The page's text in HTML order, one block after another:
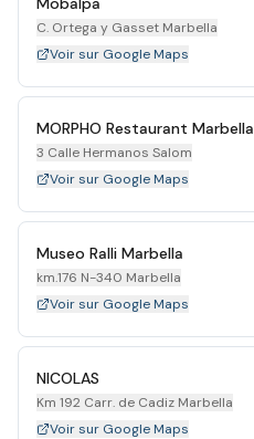
C. Ortega y Gasset Marbella
Voir sur Google Maps
MORPHO Restaurant Marbella
3 Calle Hermanos Salom
Voir sur Google Maps
Museo Ralli Marbella
km.176 N-340 Marbella
Voir sur Google Maps
NICOLAS
Km 192 Carr. de Cadiz Marbella
Voir sur Google Maps